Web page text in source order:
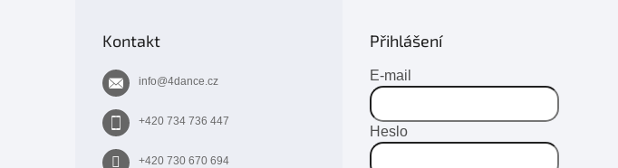
Kontakt
info@4dance.cz
+420 734 736 447
+420 730 670 694
Přihlášení
E-mail
Heslo